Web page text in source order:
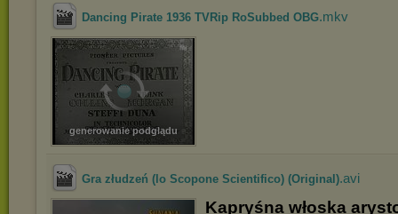
Dancing Pirate 1936 TVRip RoSubbed OBG.mkv
generowanie podglądu
Gra złudzeń (lo Scopone Scientifico) (Original).avi
Kapryśna włoska